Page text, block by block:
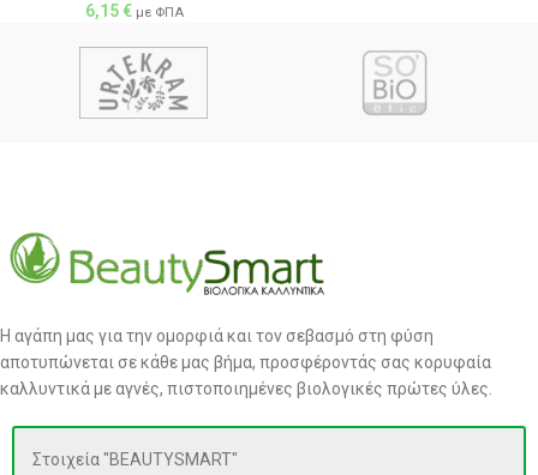
6,15€ με ΦΠΑ
Η αγάπη μας για την ομορφιά και τον σεβασμό στη φύση
αποτυπώνεται σε κάθε μας βήμα, προσφέροντάς σας κορυφαία
καλλυντικά με αγνές, πιστοποιημένες βιολογικές πρώτες ύλες.
Στοιχεία "BEAUTYSMART"